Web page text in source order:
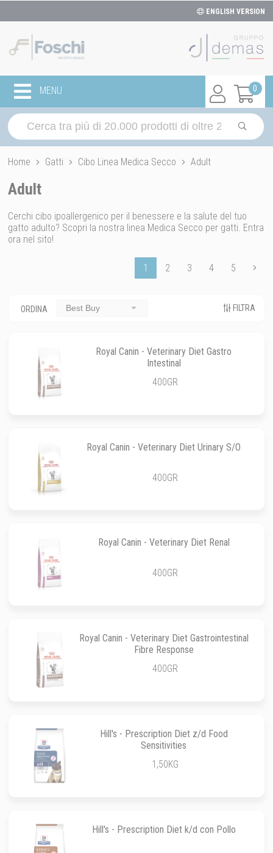
ENGLISH VERSION
0
MENU
Home Gatti Cibo Linea Medica Secco Adult
Adult
Cerchi cibo ipoallergenico per il benessere e la salute del tuo
gatto adulto? Scopri la nostra linea Medica Secco per gatti. Entra
ora nel sito!
1 2 3 4 5
ORDINA Best Buy FILTRA
Royal Canin - Veterinary Diet Gastro
Intestinal
400GR
Royal Canin - Veterinary Diet Urinary S/O
400GR
Royal Canin - Veterinary Diet Renal
400GR
Royal Canin - Veterinary Diet Gastrointestinal
Fibre Response
400GR
Hill's - Prescription Diet z/d Food
Sensitivities
1,50KG
Hill's - Prescription Diet k/d con Pollo